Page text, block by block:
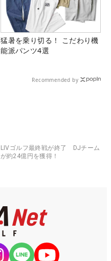
猛暑を乗り切る！ こだわり機
能派パンツ4選
Recommended by
LIVゴルフ最終戦が終了 DJチーム
が約24億円を獲得！